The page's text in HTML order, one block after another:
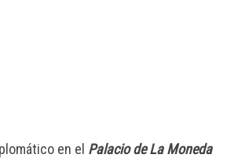
en el Palacio de La Moneda